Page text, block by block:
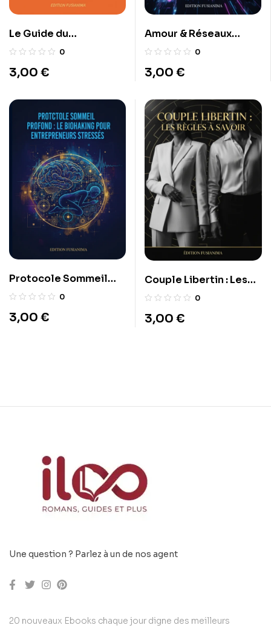
Le Guide du
Survivalisme Urbain :
imprévus du quotidien
0
3,00 €
Amour & Réseaux
Sociaux : Protéger son
digitale.
0
3,00 €
Protocole Sommeil
Profond : le biohacking
stressés
0
3,00 €
Couple Libertin : Les
règles à savoir
0
3,00 €
Une question ? Parlez à un de nos agent
20 nouveaux Ebooks chaque jour digne des meilleurs